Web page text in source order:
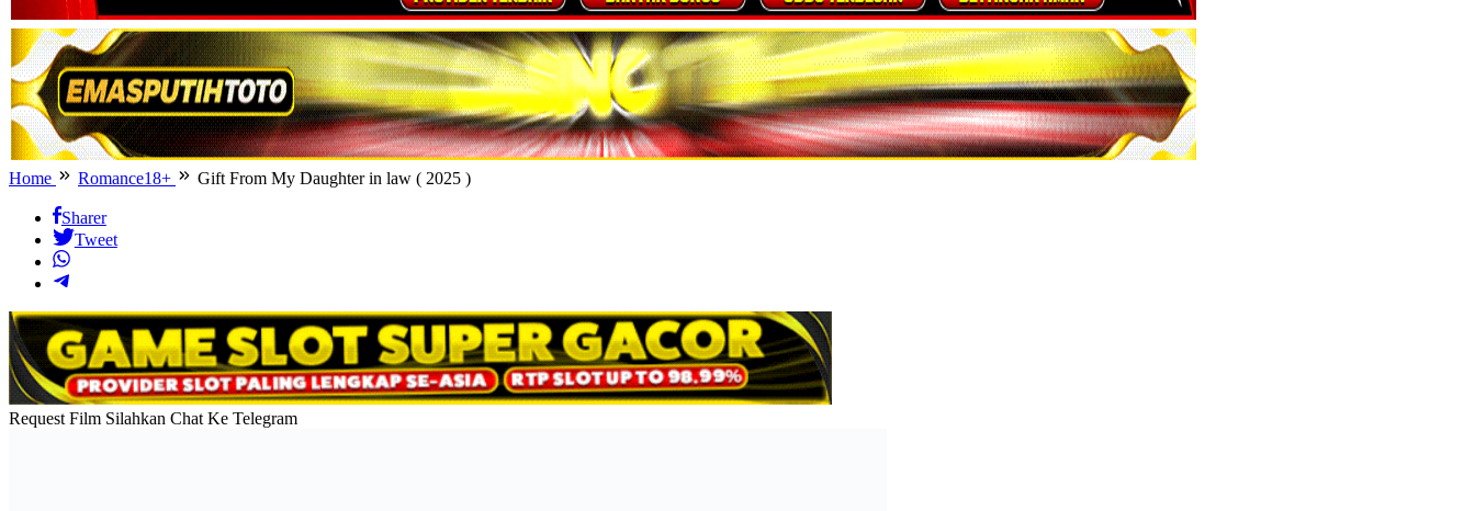
Home Romance18+ Gift From My Daughter in law ( 2025 )
Sharer
Tweet
Request Film Silahkan Chat Ke Telegram